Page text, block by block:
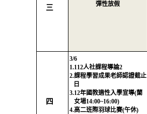
三 彈性放假
四
3/6
1.112人社課程導論2
2.課程學習成果老師認證截止
日
3.12年國教適性入學宣導(蘭
女場14:00~16:00)
4.高二班際羽球比賽(午休)